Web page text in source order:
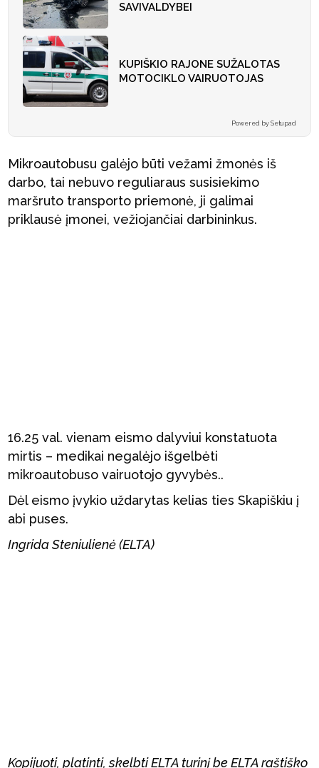
SAVIVALDYBEI
KUPIŠKIO RAJONE SUŽALOTAS
MOTOCIKLO VAIRUOTOJAS
Powered by Setupad
Mikroautobusu galėjo būti vežami žmonės iš
darbo, tai nebuvo reguliaraus susisiekimo
maršruto transporto priemonė, ji galimai
priklausė įmonei, vežiojančiai darbininkus.
16.25 val. vienam eismo dalyviui konstatuota
mirtis – medikai negalėjo išgelbėti
mikroautobuso vairuotojo gyvybės..
Dėl eismo įvykio uždarytas kelias ties Skapiškiu į
abi puses.
Ingrida Steniulienė (ELTA)
Kopijuoti, platinti, skelbti ELTA turinį be ELTA raštiško